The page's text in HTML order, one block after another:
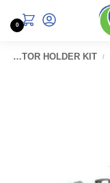
0
/
RADIATOR HOLDER KIT